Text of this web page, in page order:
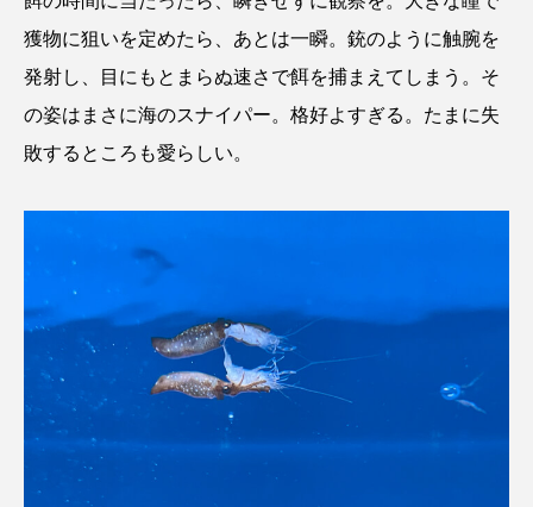
獲物に狙いを定めたら、あとは一瞬。銃のように触腕を
発射し、目にもとまらぬ速さで餌を捕まえてしまう。そ
の姿はまさに海のスナイパー。格好よすぎる。たまに失
敗するところも愛らしい。